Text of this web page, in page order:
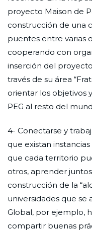
proyecto Maison de
construcción de una
puentes entre varias
cooperando con
inserción del
través de su área
orientar los objetivos
PEG al resto del
4- Conectarse y
que existan
que cada territorio
otros, aprender
construcción de la
universidades que se
Global, por ejemplo,
compartir buenas